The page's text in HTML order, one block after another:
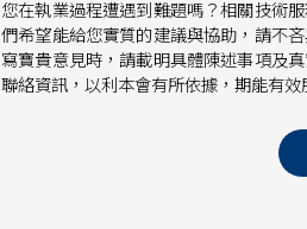
您在執業過程遭遇到難題嗎？相關技術
們希望能給您實質的建議與協助，請不
寫寶貴意見時，請載明具體陳述事項及
聯絡資訊，以利本會有所依據，期能有效